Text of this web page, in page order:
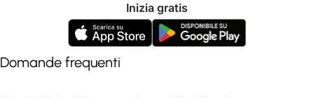
Inizia gratis
Domande frequenti